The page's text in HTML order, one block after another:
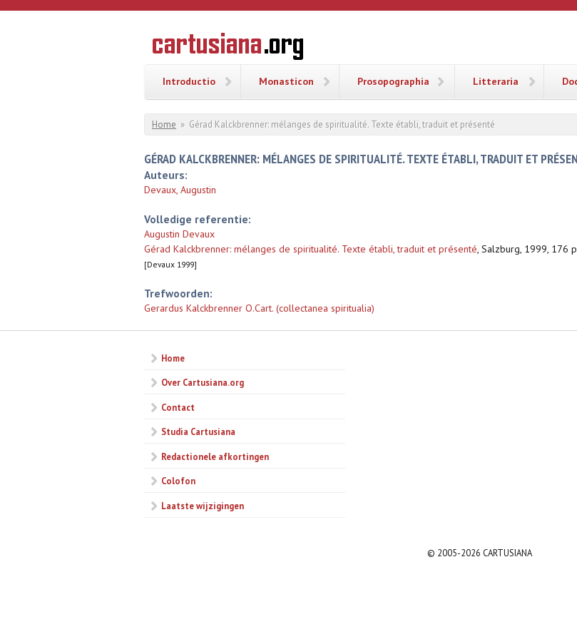
Overslaan en naar de inhoud gaan
CARTUSIANA
Geschiedenis
van de
Introductio Monasticon Prosopographia Litteraria
U bent hier
Home » Gérad Kalckbrenner: mélanges de spiritualité. Texte établi, traduit et présenté
GÉRAD KALCKBRENNER: MÉLANGES DE SPIRITUALITÉ. TEXTE ÉTABLI, TRADUIT ET
Auteurs:
Devaux, Augustin
Volledige referentie:
Augustin Devaux
Gérad Kalckbrenner: mélanges de spiritualité. Texte établi, traduit et présenté, Salzburg, 1999, 176
[Devaux 1999]
Trefwoorden:
Gerardus Kalckbrenner O.Cart. (collectanea spiritualia)
Home
Over Cartusiana.org
Contact
Studia Cartusiana
Redactionele afkortingen
Colofon
Laatste wijzigingen
© 2005-2026 CARTUSIANA